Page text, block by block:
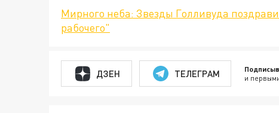
Мирного неба: Звезды Голливуда
рабочего"
ДЗЕН ТЕЛЕГРАМ и